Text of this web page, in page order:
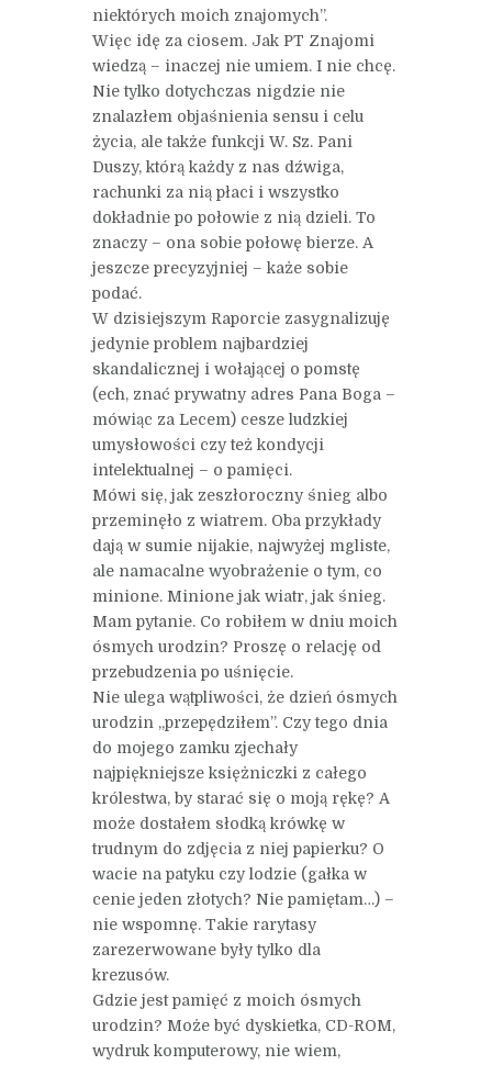
niektórych moich znajomych”.
Więc idę za ciosem. Jak PT Znajomi
wiedzą – inaczej nie umiem. I nie chcę.
Nie tylko dotychczas nigdzie nie
znalazłem objaśnienia sensu i celu
życia, ale także funkcji W. Sz. Pani
Duszy, którą każdy z nas dźwiga,
rachunki za nią płaci i wszystko
dokładnie po połowie z nią dzieli. To
znaczy – ona sobie połowę bierze. A
jeszcze precyzyjniej – każe sobie
podać.
W dzisiejszym Raporcie zasygnalizuję
jedynie problem najbardziej
skandalicznej i wołającej o pomstę
(ech, znać prywatny adres Pana Boga –
mówiąc za Lecem) cesze ludzkiej
umysłowości czy też kondycji
intelektualnej – o pamięci.
Mówi się, jak zeszłoroczny śnieg albo
przeminęło z wiatrem. Oba przykłady
dają w sumie nijakie, najwyżej mgliste,
ale namacalne wyobrażenie o tym, co
minione. Minione jak wiatr, jak śnieg.
Mam pytanie. Co robiłem w dniu moich
ósmych urodzin? Proszę o relację od
przebudzenia po uśnięcie.
Nie ulega wątpliwości, że dzień ósmych
urodzin „przepędziłem”. Czy tego dnia
do mojego zamku zjechały
najpiękniejsze księżniczki z całego
królestwa, by starać się o moją rękę? A
może dostałem słodką krówkę w
trudnym do zdjęcia z niej papierku? O
wacie na patyku czy lodzie (gałka w
cenie jeden złotych? Nie pamiętam…) –
nie wspomnę. Takie rarytasy
zarezerwowane były tylko dla
krezusów.
Gdzie jest pamięć z moich ósmych
urodzin? Może być dyskietka, CD-ROM,
wydruk komputerowy, nie wiem,